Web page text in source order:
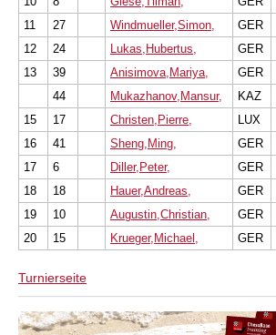
11
27 Windmueller,Simon, GER
12
24 Lukas,Hubertus, GER
13
39 Anisimova,Mariya, GER
44
Mukazhanov,Mansur, KAZ
15
17 Christen,Pierre, LUX
16
41 Sheng,Ming, GER
17
6 Diller,Peter, GER
18
18 Hauer,Andreas, GER
19
10 Augustin,Christian, GER
20
15 Krueger,Michael, GER
Turnierseite